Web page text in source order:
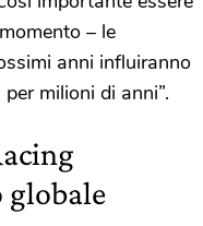
– le
anni influiranno
milioni di anni”.
globale